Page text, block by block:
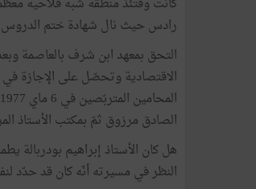
رادس حيث نال شهادة ختم الدروس
الصادق مرزوق ثمّ بمكتب الأستاذ
هل كان الأستاذ إبراهيم بودربالة
النظر في مسيرته أنّه كان قد حدّد